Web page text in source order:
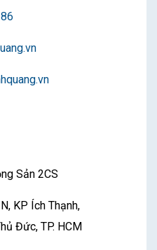
Sản 2CS
KP Ích Thạnh,
Đức, TP. HCM